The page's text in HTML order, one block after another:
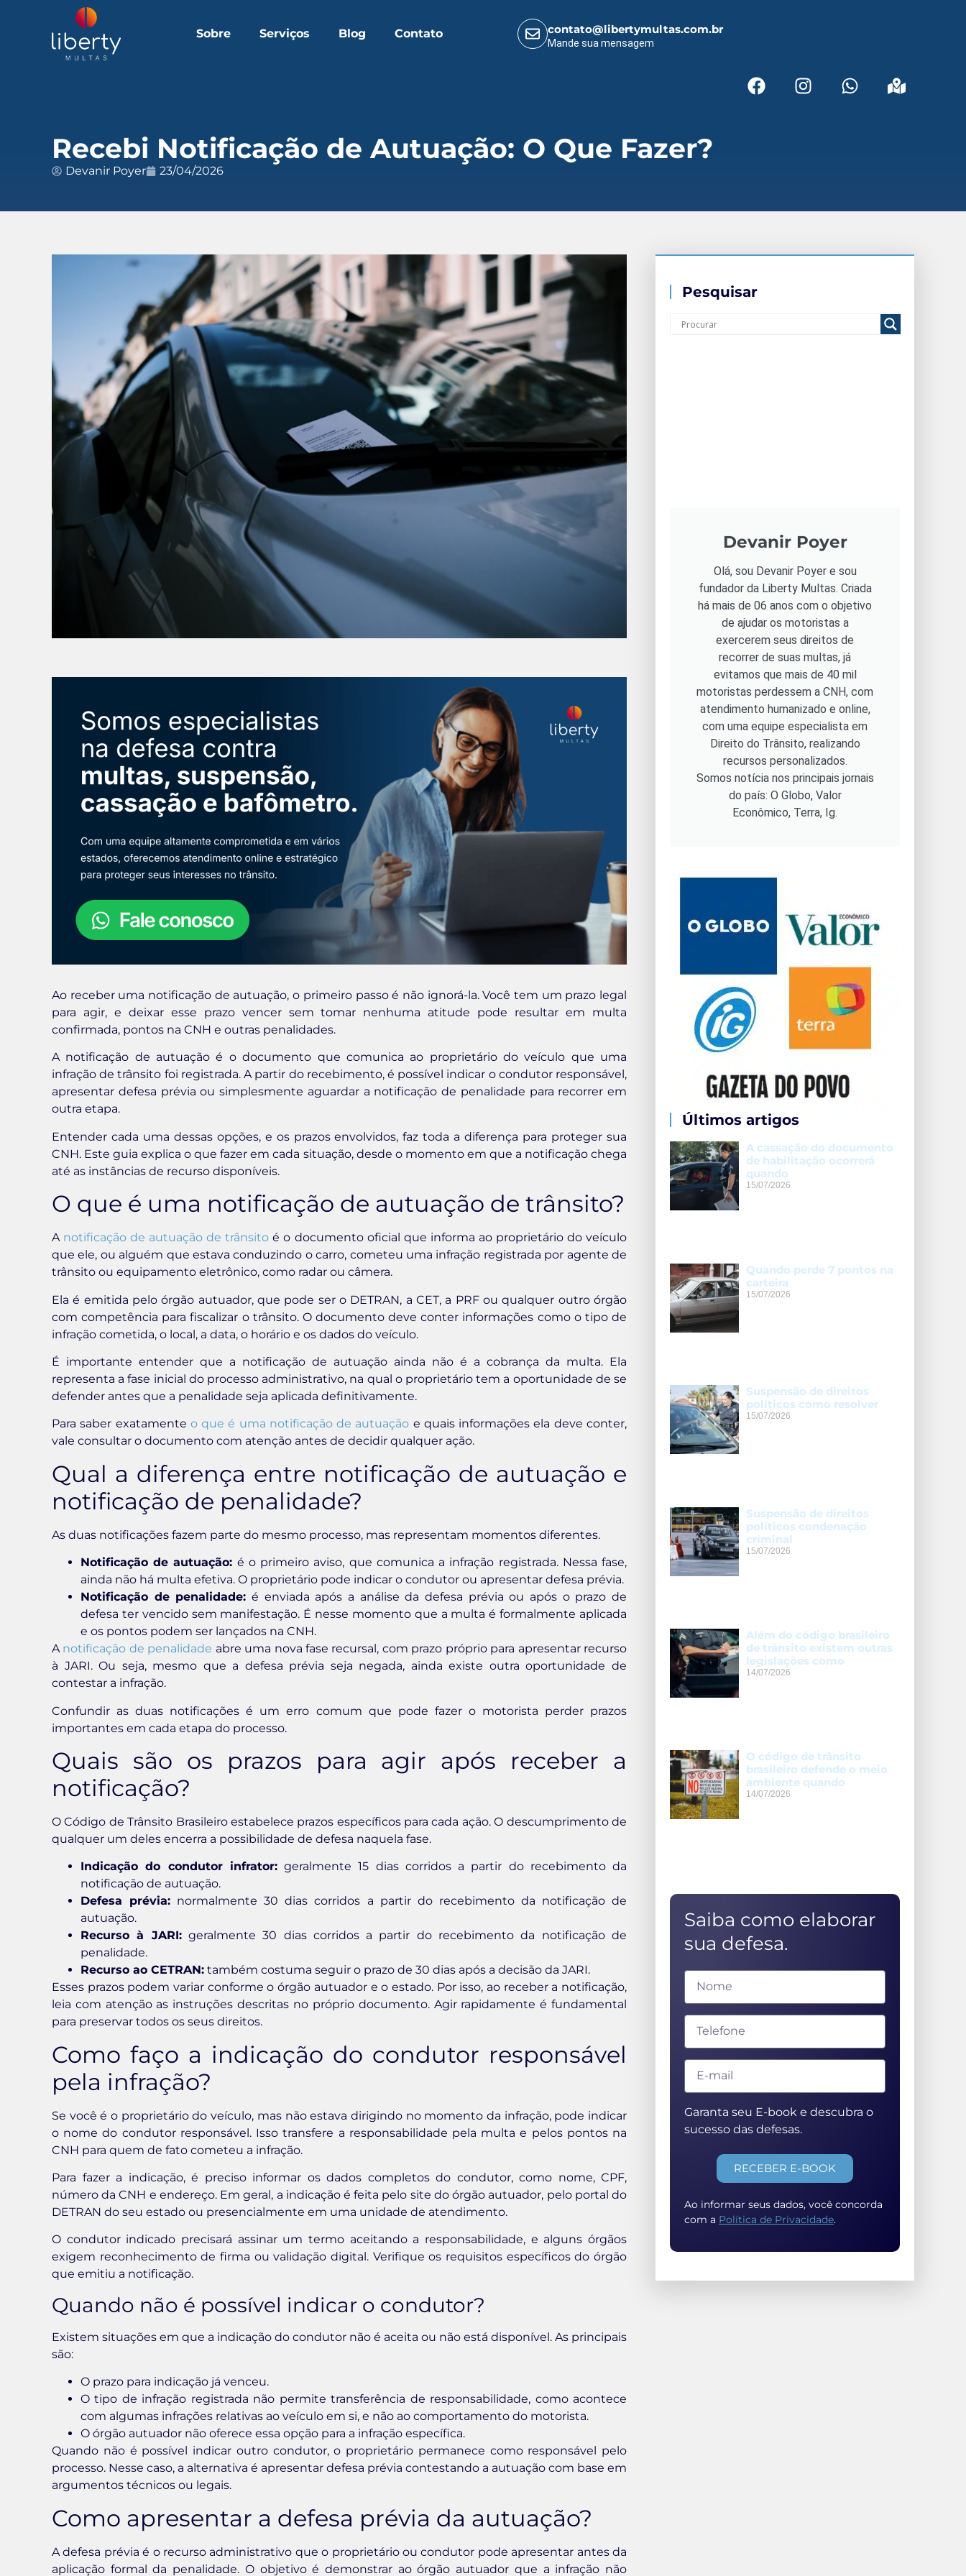
Sobre Serviços Blog Contato contato@libertymultas.com.br
Mande sua mensagem
Recebi Notificação de Autuação: O Que Fazer?
Devanir Poyer 23/04/2026
Ao receber uma notificação de autuação, o primeiro passo é não ignorá-la. Você tem um prazo legal
para agir, e deixar esse prazo vencer sem tomar nenhuma atitude pode resultar em multa
confirmada, pontos na CNH e outras penalidades.
A notificação de autuação é o documento que comunica ao proprietário do veículo que uma
infração de trânsito foi registrada. A partir do recebimento, é possível indicar o condutor responsável,
apresentar defesa prévia ou simplesmente aguardar a notificação de penalidade para recorrer em
outra etapa.
Entender cada uma dessas opções, e os prazos envolvidos, faz toda a diferença para proteger sua
CNH. Este guia explica o que fazer em cada situação, desde o momento em que a notificação chega
até as instâncias de recurso disponíveis.
O que é uma notificação de autuação de trânsito?
A notificação de autuação de trânsito é o documento oficial que informa ao proprietário do veículo
que ele, ou alguém que estava conduzindo o carro, cometeu uma infração registrada por agente de
trânsito ou equipamento eletrônico, como radar ou câmera.
Ela é emitida pelo órgão autuador, que pode ser o DETRAN, a CET, a PRF ou qualquer outro órgão
com competência para fiscalizar o trânsito. O documento deve conter informações como o tipo de
infração cometida, o local, a data, o horário e os dados do veículo.
É importante entender que a notificação de autuação ainda não é a cobrança da multa. Ela
representa a fase inicial do processo administrativo, na qual o proprietário tem a oportunidade de se
defender antes que a penalidade seja aplicada definitivamente.
Para saber exatamente o que é uma notificação de autuação e quais informações ela deve conter,
vale consultar o documento com atenção antes de decidir qualquer ação.
Qual a diferença entre notificação de autuação e
notificação de penalidade?
As duas notificações fazem parte do mesmo processo, mas representam momentos diferentes.
Notificação de autuação: é o primeiro aviso, que comunica a infração registrada. Nessa fase,
ainda não há multa efetiva. O proprietário pode indicar o condutor ou apresentar defesa prévia.
Notificação de penalidade: é enviada após a análise da defesa prévia ou após o prazo de
defesa ter vencido sem manifestação. É nesse momento que a multa é formalmente aplicada
e os pontos podem ser lançados na CNH.
A notificação de penalidade abre uma nova fase recursal, com prazo próprio para apresentar recurso
à JARI. Ou seja, mesmo que a defesa prévia seja negada, ainda existe outra oportunidade de
contestar a infração.
Confundir as duas notificações é um erro comum que pode fazer o motorista perder prazos
importantes em cada etapa do processo.
Quais são os prazos para agir após receber a
notificação?
O Código de Trânsito Brasileiro estabelece prazos específicos para cada ação. O descumprimento de
qualquer um deles encerra a possibilidade de defesa naquela fase.
Indicação do condutor infrator:geralmente 15 dias corridos a partir do recebimento da
notificação de autuação.
Defesa prévia: normalmente 30 dias corridos a partir do recebimento da notificação de
autuação.
Recurso à JARI:geralmente 30 dias corridos a partir do recebimento da notificação de
penalidade.
Recurso ao CETRAN: também costuma seguir o prazo de 30 dias após a decisão da JARI.
Esses prazos podem variar conforme o órgão autuador e o estado. Por isso, ao receber a notificação,
leia com atenção as instruções descritas no próprio documento. Agir rapidamente é fundamental
para preservar todos os seus direitos.
Como faço a indicação do condutor responsável
pela infração?
Se você é o proprietário do veículo, mas não estava dirigindo no momento da infração, pode indicar
o nome do condutor responsável. Isso transfere a responsabilidade pela multa e pelos pontos na
CNH para quem de fato cometeu a infração.
Para fazer a indicação, é preciso informar os dados completos do condutor, como nome, CPF,
número da CNH e endereço. Em geral, a indicação é feita pelo site do órgão autuador, pelo portal do
DETRAN do seu estado ou presencialmente em uma unidade de atendimento.
O condutor indicado precisará assinar um termo aceitando a responsabilidade, e alguns órgãos
exigem reconhecimento de firma ou validação digital. Verifique os requisitos específicos do órgão
que emitiu a notificação.
Quando não é possível indicar o condutor?
Existem situações em que a indicação do condutor não é aceita ou não está disponível. As principais
são:
O prazo para indicação já venceu.
O tipo de infração registrada não permite transferência de responsabilidade, como acontece
com algumas infrações relativas ao veículo em si, e não ao comportamento do motorista.
O órgão autuador não oferece essa opção para a infração específica.
Quando não é possível indicar outro condutor, o proprietário permanece como responsável pelo
processo. Nesse caso, a alternativa é apresentar defesa prévia contestando a autuação com base em
argumentos técnicos ou legais.
Como apresentar a defesa prévia da autuação?
A defesa prévia é o recurso administrativo que o proprietário ou condutor pode apresentar antes da
aplicação formal da penalidade. O objetivo é demonstrar ao órgão autuador que a infração não
Pesquisar
Devanir Poyer
Olá, sou Devanir Poyer e sou
fundador da Liberty Multas. Criada
há mais de 06 anos com o objetivo
de ajudar os motoristas a
exercerem seus direitos de
recorrer de suas multas, já
evitamos que mais de 40 mil
motoristas perdessem a CNH, com
atendimento humanizado e online,
com uma equipe especialista em
Direito do Trânsito, realizando
recursos personalizados.
Somos notícia nos principais jornais
do país: O Globo, Valor
Econômico, Terra, Ig.
Últimos artigos
A cassação do documento
de habilitação ocorrerá
quando
15/07/2026
Quando perde 7 pontos na
carteira
15/07/2026
Suspensão de direitos
políticos como resolver
15/07/2026
Suspensão de direitos
políticos condenação
criminal
15/07/2026
Além do código brasileiro
de trânsito existem outras
legislações como
14/07/2026
O código de trânsito
brasileiro defende o meio
ambiente quando
14/07/2026
Saiba como elaborar
sua defesa.
Garanta seu E-book e descubra o
sucesso das defesas.
RECEBER E-BOOK
Ao informar seus dados, você concorda
com a Política de Privacidade.